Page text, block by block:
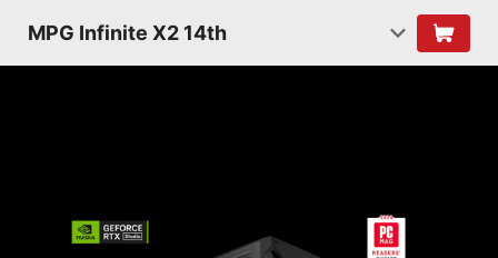
MPG Infinite X2 14th